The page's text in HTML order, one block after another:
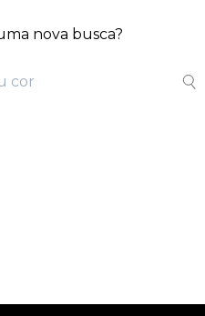
nova busca?